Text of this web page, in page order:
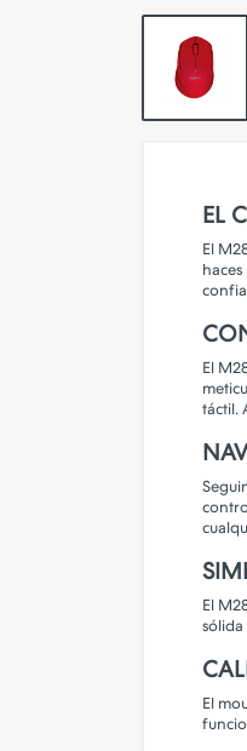
Notebooks
Perifericos
2X1
Camara
Iluminacion
Parlantes
EL
El
El
táctil.
El
sólida
El